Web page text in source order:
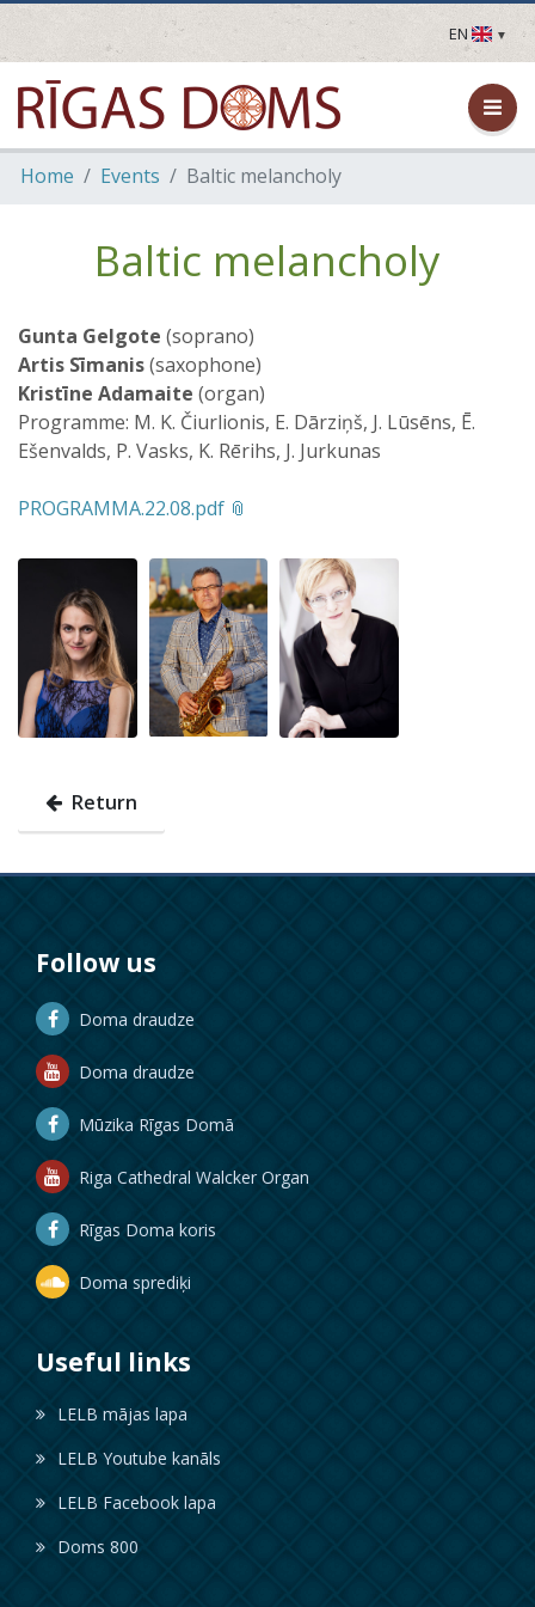
EN
LV
EN
DE
FR
Home Events Baltic melancholy
Baltic melancholy
Gunta Gelgote (soprano)
Artis Sīmanis(saxophone)
Kristīne Adamaite (organ)
Programme: M. K. Čiurlionis, E. Dārziņš, J. Lūsēns, Ē.
Ešenvalds, P. Vasks, K. Rērihs, J. Jurkunas
PROGRAMMA.22.08.pdf
Return
Follow us
Doma draudze
Doma draudze
Mūzika Rīgas Domā
Riga Cathedral Walcker Organ
Rīgas Doma koris
Doma sprediķi
Useful links
LELB mājas lapa
LELB Youtube kanāls
LELB Facebook lapa
Doms 800